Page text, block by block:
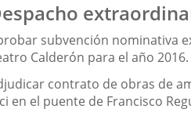
subvención nominativa
Calderón para el año 2016.
contrato de obras de
en el puente de Francisco